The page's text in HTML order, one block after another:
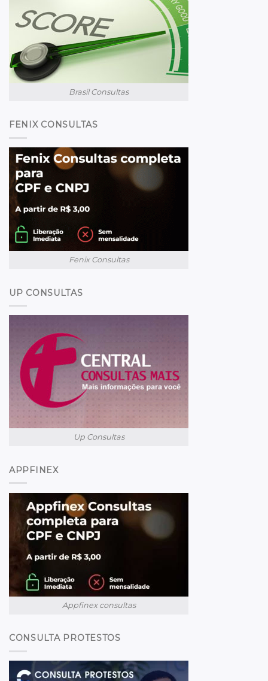
Brasil Consultas
FENIX CONSULTAS
Fenix Consultas
UP CONSULTAS
Up Consultas
APPFINEX
Appfinex consultas
CONSULTA PROTESTOS